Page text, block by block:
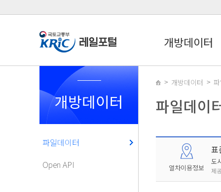
개방데이터
개방데이터
파일데이터
Open API
개방데이터
파일데이
열차이용정보
표
도
제